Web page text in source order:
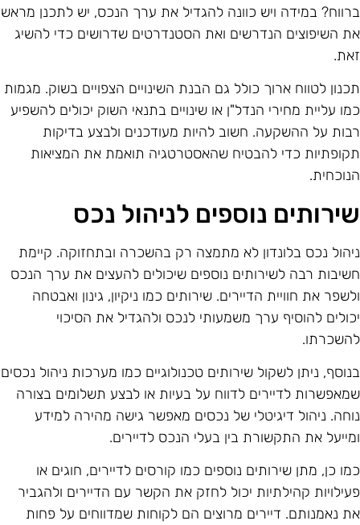
במידה ויש כוונה להגדיל את ערך הנכס, יש לתכנן מראש
השיפוצים הנדרשים ואת הסטנדרטים שדרושים כדי להשיג
לטווח ארוך כולל גם הבנת השינויים הצפויים בשוק. מגמות
עליית מחירי הנדל"ן או שינויים בתנאי השוק יכולים להשפיע
על ההשקעה. חשוב להיות מעודכנים ולבצע בדיקות
כדי להבטיח שהאסטרטגיה תואמת את המציאות
נוספים לניהול נכס
נכס בלונדון לא מתמצה רק בהשכרה ובתחזוקה. קיימת
רבה לשירותים נוספים שיכולים להעצים את ערך הנכס
את חוויית הדיירים. שירותים כמו ניקיון, גינון ואבטחה
להוסיף ערך משמעותי לנכס ולהגדיל את הסיכוי
ניתן לשקול שירותים טכנולוגיים כמו מערכות ניהול נכסים
לדיירים לדווח על בעיות או לבצע תשלומים בצורה
ניהול דיגיטלי של נכסים מאפשר גישה מהירה למידע
את התקשורת בין בעלי הנכס לדיירים.
כן, מתן שירותים נוספים כמו קורסים לדיירים, חוגים או
קהילתיות יכול לחזק את הקשר עם הדיירים ולהגביר
נאמנותם. דיירים מרוצים הם לקוחות שמדווחים על פחות